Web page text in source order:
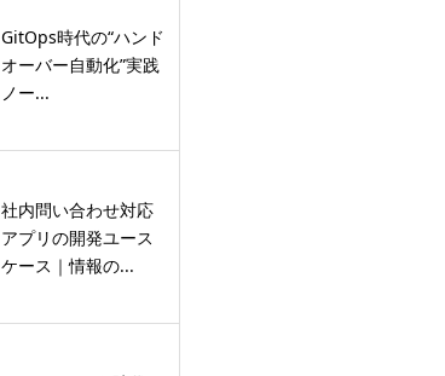
GitOps時代の“ハンド
オーバー自動化”実践
ノー...
社内問い合わせ対応
アプリの開発ユース
ケース｜情報の...